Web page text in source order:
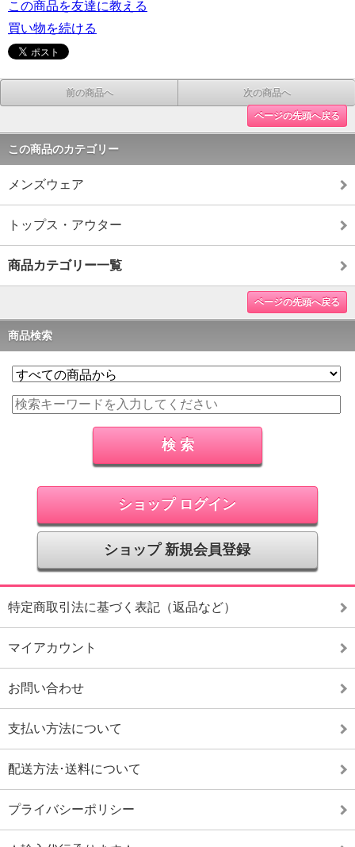
この商品を友達に教える
買い物を続ける
前の商品へ 次の商品へ
ページの先頭へ戻る
この商品のカテゴリー
メンズウェア
トップス・アウター
商品カテゴリー一覧
ページの先頭へ戻る
商品検索
ショップ ログイン
ショップ 新規会員登録
特定商取引法に基づく表記（返品など）
マイアカウント
お問い合わせ
支払い方法について
配送方法･送料について
プライバシーポリシー